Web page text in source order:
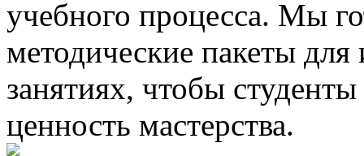
учебного процесса. Мы
методические пакеты для
занятиях, чтобы
ценность мастерства.